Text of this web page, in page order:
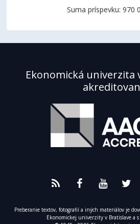
Suma príspevku: 970
Ekonomická univerzita
Preberanie textov, fotografií a iných materiálov je
Ekonomickej univerzity v Bratislave a